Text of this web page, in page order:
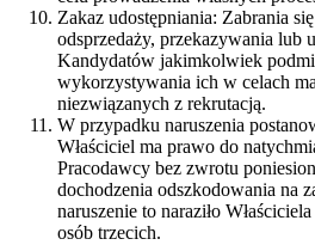
Zakaz udostępniania: Zabrania
odsprzedaży, przekazywania lub
Kandydatów jakimkolwiek
wykorzystywania ich w celach
niezwiązanych z rekrutacją.
W przypadku naruszenia
Właściciel ma prawo do
Pracodawcy bez zwrotu
dochodzenia odszkodowania na
naruszenie to naraziło
osób trzecich.